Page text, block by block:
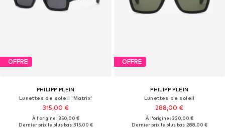
OFFRE
PHILIPP PLEIN
Lunettes de soleil 'Matrix'
315,00 €
À l'origine : 350,00 €
Dernier prix le plus bas :315,00 €
OFFRE
PHILIPP PLEIN
Lunettes de soleil
288,00 €
À l'origine : 320,00 €
Dernier prix le plus bas :288,00 €